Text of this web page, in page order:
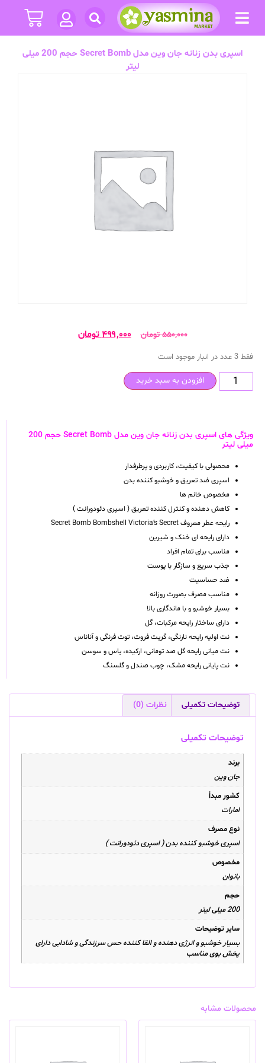
ویژگی های اسپری بدن زنانه جان وین مدل Secret Bomb حجم 200
میلی لیتر
محصولی با کیفیت، کاربردی و پرطرفدار
اسپری ضد تعریق و خوشبو کننده بدن
مخصوص خانم ها
کاهش دهنده و کنترل کننده تعریق ( اسپری دئودورانت )
رایحه عطر معروف Secret Bomb Bombshell Victoria’s Secret
دارای رایحه ای خنک و شیرین
مناسب برای تمام افراد
جذب سریع و سازگار با پوست
ضد حساسیت
مناسب مصرف بصورت روزانه
بسیار خوشبو و با ماندگاری بالا
دارای ساختار رایحه مرکبات، گل
نت اولیه رایحه نارنگی، گریت فروت، توت فرنگی و آناناس
نت میانی رایحه گل صد تومانی، ارکیده، یاس و سوسن
نت پایانی رایحه مشک، چوب صندل و گلسنگ
اسپری بدن زنانه جان وین مدل Secret Bomb حجم 200 میلی
لیتر
۵۵۰,۰۰۰ تومان ۴۹۹,۰۰۰تومان
فقط 3 عدد در انبار موجود است
افزودن به سبد خرید
توضیحات تکمیلی نظرات (0)
توضیحات تکمیلی
برند
جان وین
کشور مبدأ
امارات
نوع مصرف
اسپری خوشبو کننده بدن ( اسپری دئودورانت )
مخصوص
بانوان
حجم
200 میلی لیتر
سایر توضیحات
بسیار خوشبو و انرژی دهنده و القا کننده حس سرزندگی و شادابی دارای
پخش بوی مناسب
محصولات مشابه